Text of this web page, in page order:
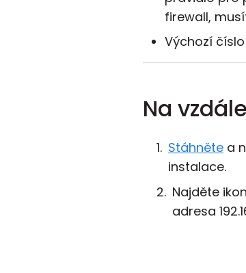
firewall,
Výchozí
Na
Stáhněte a
instalace.
Najděte
adresa